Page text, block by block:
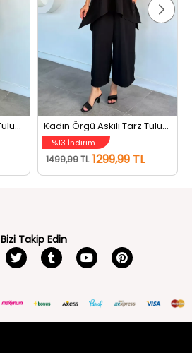
Kadın Örgü Askılı Tarz Tulum Kahve Kadın Örgü Askılı Tarz Tulum Siyah
%13 İndirim
1499,99 TL 1299,99 TL
Bizi Takip Edin